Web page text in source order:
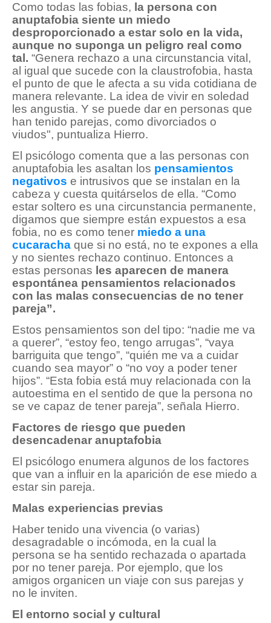
Como todas las fobias, la persona con
anuptafobia siente un miedo
desproporcionado a estar solo en la vida,
aunque no suponga un peligro real como
tal. “Genera rechazo a una circunstancia vital,
al igual que sucede con la claustrofobia, hasta
el punto de que le afecta a su vida cotidiana de
manera relevante. La idea de vivir en soledad
les angustia. Y se puede dar en personas que
han tenido parejas, como divorciados o
viudos", puntualiza Hierro.
El psicólogo comenta que a las personas con
anuptafobia les asaltan los pensamientos
negativos e intrusivos que se instalan en la
cabeza y cuesta quitárselos de ella. “Como
estar soltero es una circunstancia permanente,
digamos que siempre están expuestos a esa
fobia, no es como tener miedo a una
cucaracha que si no está, no te expones a ella
y no sientes rechazo continuo. Entonces a
estas personas les aparecen de manera
espontánea pensamientos relacionados
con las malas consecuencias de no tener
pareja”.
Estos pensamientos son del tipo: “nadie me va
a querer”, “estoy feo, tengo arrugas”, “vaya
barriguita que tengo”, “quién me va a cuidar
cuando sea mayor” o “no voy a poder tener
hijos”. “Esta fobia está muy relacionada con la
autoestima en el sentido de que la persona no
se ve capaz de tener pareja”, señala Hierro.
Factores de riesgo que pueden
desencadenar anuptafobia
El psicólogo enumera algunos de los factores
que van a influir en la aparición de ese miedo a
estar sin pareja.
Malas experiencias previas
Haber tenido una vivencia (o varias)
desagradable o incómoda, en la cual la
persona se ha sentido rechazada o apartada
por no tener pareja. Por ejemplo, que los
amigos organicen un viaje con sus parejas y
no le inviten.
El entorno social y cultural